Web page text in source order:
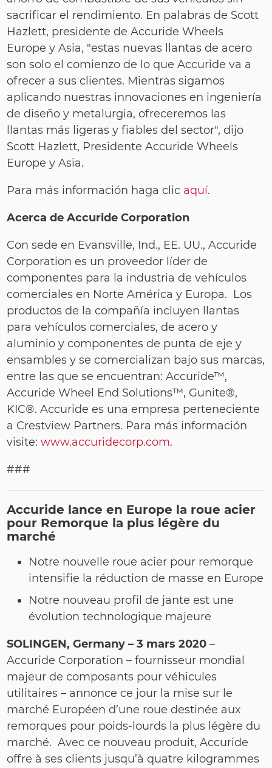
sacrificar el rendimiento. En palabras de Scott
Hazlett, presidente de Accuride Wheels
Europe y Asia, "estas nuevas llantas de acero
son solo el comienzo de lo que Accuride va a
ofrecer a sus clientes. Mientras sigamos
aplicando nuestras innovaciones en ingeniería
de diseño y metalurgia, ofreceremos las
llantas más ligeras y fiables del sector", dijo
Scott Hazlett, Presidente Accuride Wheels
Europe y Asia.
Para más información haga clic aquí.
Acerca de Accuride Corporation
Con sede en Evansville, Ind., EE. UU., Accuride
Corporation es un proveedor líder de
componentes para la industria de vehículos
comerciales en Norte América y Europa. Los
productos de la compañía incluyen llantas
para vehículos comerciales, de acero y
aluminio y componentes de punta de eje y
ensambles y se comercializan bajo sus marcas,
entre las que se encuentran: Accuride™,
Accuride Wheel End Solutions™, Gunite®,
KIC®. Accuride es una empresa perteneciente
a Crestview Partners. Para más información
visite:www.accuridecorp.com.
###
Accuride lance en Europe la roue acier
pour Remorque la plus légère du
marché
Notre nouvelle roue acier pour remorque
intensifie la réduction de masse en Europe
Notre nouveau profil de jante est une
évolution technologique majeure
SOLINGEN, Germany –3 mars 2020–
Accuride Corporation – fournisseur mondial
majeur de composants pour véhicules
utilitaires – annonce ce jour la mise sur le
marché Européen d’une roue destinée aux
remorques pour poids-lourds la plus légère du
marché. Avec ce nouveau produit, Accuride
offre à ses clients jusqu’à quatre kilogrammes